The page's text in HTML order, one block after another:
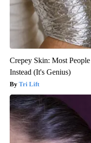
Crepey Skin: Most
Instead (It's Genius)
Tri Lift